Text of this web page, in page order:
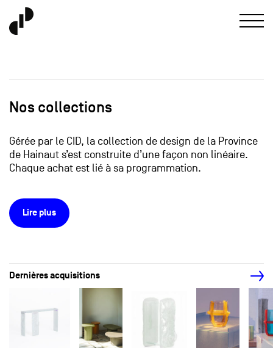
Nos collections
Gérée par le CID, la collection de design de la Province
de Hainaut s’est construite d’une façon non linéaire.
Chaque achat est lié à sa programmation.
Lire plus
Dernières acquisitions